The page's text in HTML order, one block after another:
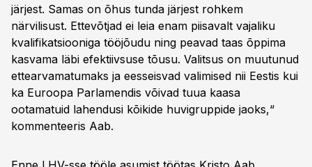
järjest. Samas on õhus tunda järjest rohkem
närvilisust. Ettevõtjad ei leia enam piisavalt vajaliku
kvalifikatsiooniga tööjõudu ning peavad taas õppima
kasvama läbi efektiivsuse tõusu. Valitsus on muutunud
ettearvamatumaks ja eesseisvad valimised nii Eestis kui
ka Euroopa Parlamendis võivad tuua kaasa
ootamatuid lahendusi kõikide huvigruppide jaoks,“
kommenteeris Aab.